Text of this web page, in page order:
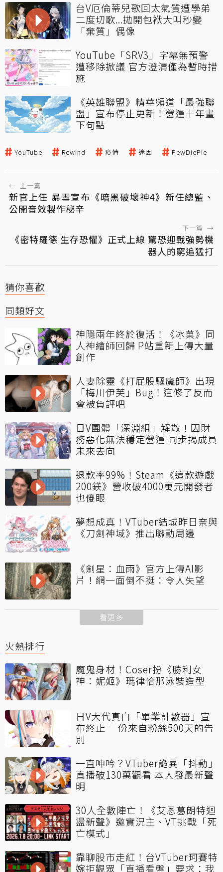
台V厄倫蒂兒歌回太氣質遭學弟
二度切歌...拋開包袱大叫秒變
「棄質」偶像
YouTube「SRV3」字幕無預警
遭移除掀議 官方澄清僅為暫時措
施
《英雄聯盟》精華頻道「最強聯
盟」宣布停止更新！營運十年畫
下句點
YouTube Rewind 疫情 迷因 PewDiePie
← 上一篇
新官上任 暴雪宣布《暗黑破壞神4》新任總監、
公開音效製作秘辛
下一篇 →
《密特羅德 生存恐懼》正式上線 驚恐迎戰強勢機
器人的窮追猛打
猜你喜歡
同類好文
神隱兩年終於復活！《冰菓》同
人神繪師回歸 P站重新上傳大量
創作
人妻除靈《打屁股驅魔師》出現
「梅川伊芙」Bug！這修了反而
會被負評吧
日V團體「深淵組」解散！因財
務惡化無法穩定營運 同步揭成員
未來去向
退款率99%！Steam《這款遊戲
200鎂》營收破4000萬元開發者
也傻眼
夢想成真！VTuber結城昨日奈與
《刀劍神域》推出聯動周邊
《劍星：血雨》官方上傳AI影
片！網一面倒不挺：令人失望
看更多
火熱排行
魔鬼身材！Coser扮《勝利女
神：妮姬》瑪律恰那泳裝造型
日V大代真白「畢業計數器」宣
布終止 一份來自粉絲500天的告
別
一直呻吟？VTuber詭異「抖動」
直播破130萬觀看 本人發最新聲
明
30人全數陣亡！《艾恩葛朗特迴
盪新聲》邀實況主、VT挑戰「死
亡模式」
靠聊股市走紅！台VTuber珂賽特
婉拒觀眾「直播看盤」要求：我